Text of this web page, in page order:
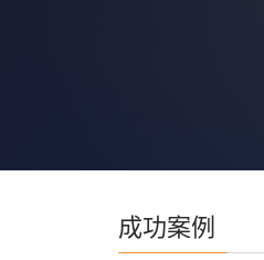
成功案例